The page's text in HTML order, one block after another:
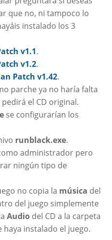
que no, ni tampoco lo
instalado los 3
v1.1.
v1.2.
Patch v1.42.
parche ya no haría falta
el CD original.
se configurarían los
runblack.exe.
administrador pero
ningún tipo de
no copia la música del
del juego simplemente
Audio del CD a la carpeta
haya instalado el juego.